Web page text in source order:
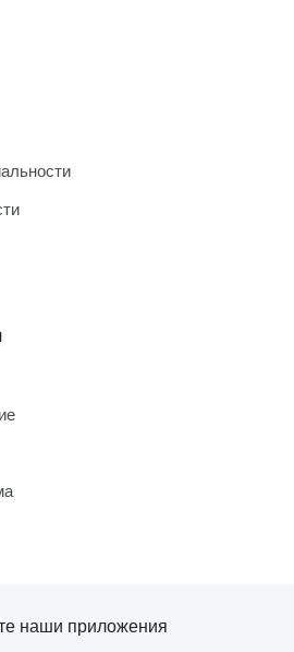
наши приложения